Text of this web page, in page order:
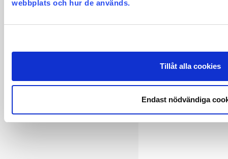
webbplats och hur de används.
Tillåt alla cookies
Endast nödvändiga